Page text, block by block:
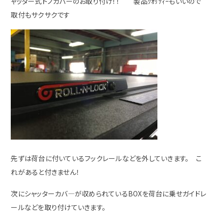
取付もサクサクです
先ずは荷台に付いているフックレールなどを外していきます。 こ
れがあると付きません！
次にシャッターカバ―が収められているBOXを荷台に乗せガイドレ
ールなどを取り付けていきます。